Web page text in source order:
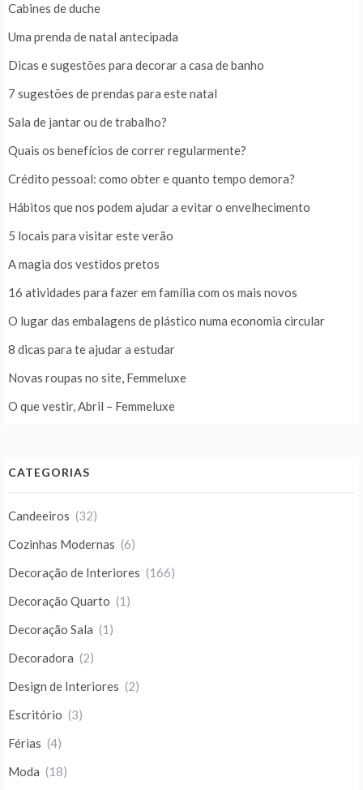
Cabines de duche
Uma prenda de natal antecipada
Dicas e sugestões para decorar a casa de banho
7 sugestões de prendas para este natal
Sala de jantar ou de trabalho?
Quais os benefícios de correr regularmente?
Crédito pessoal: como obter e quanto tempo demora?
Hábitos que nos podem ajudar a evitar o envelhecimento
5 locais para visitar este verão
A magia dos vestidos pretos
16 atividades para fazer em família com os mais novos
O lugar das embalagens de plástico numa economia circular
8 dicas para te ajudar a estudar
Novas roupas no site, Femmeluxe
O que vestir, Abril – Femmeluxe
CATEGORIAS
Candeeiros (32)
Cozinhas Modernas (6)
Decoração de Interiores (166)
Decoração Quarto (1)
Decoração Sala (1)
Decoradora (2)
Design de Interiores (2)
Escritório (3)
Férias (4)
Moda (18)